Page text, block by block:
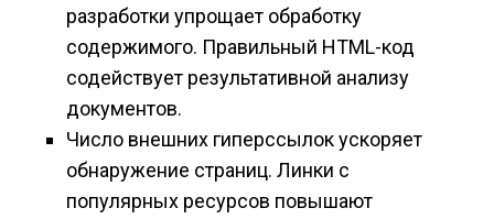
разработки упрощает обработку
содержимого. Правильный HTML-код
содействует результативной анализу
документов.
Число внешних гиперссылок ускоряет
обнаружение страниц. Линки с
популярных ресурсов повышают